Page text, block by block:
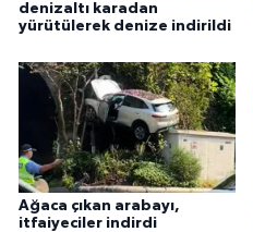
denizaltı karadan
yürütülerek denize indirildi
Ağaca çıkan arabayı,
itfaiyeciler indirdi